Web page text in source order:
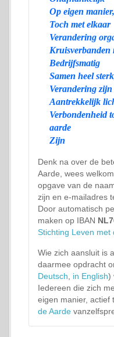
Op eigen
Toch met elkaar
Verandering
Kruisverbanden
Bedrijfsmatig
Samen heel
Verandering zijn
Aantrekkelijk
Verbondenheid
aarde
Zijn
Denk na over de
Aarde, wees
opgave van de
zijn en e-mailadres
Door automatisch
maken op IBAN
Stichting Leven met
Wie zich aansluit is
daarmee opdracht
Deutsch, in English)
Iedereen die zich
eigen manier, actief
de Aarde